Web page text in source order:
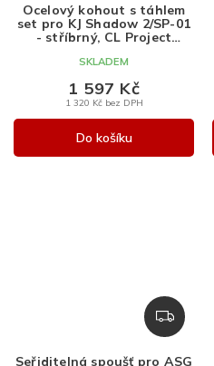
Ocelový kohout s táhlem
set pro KJ Shadow 2/SP-01
- stříbrný, CL Project
SKLADEM
1 320 Kč bez DPH
1 597 Kč
Do košíku
Z
D
Seřiditelná spoušť pro ASG